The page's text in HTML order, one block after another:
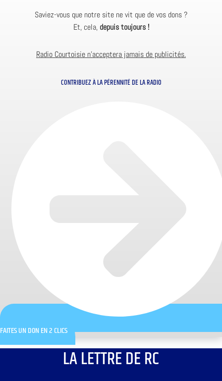
Saviez-vous que notre site ne vit que de vos dons ?
Et, cela, depuis toujours !
Radio Courtoisie n’acceptera jamais de publicités.
CONTRIBUEZ À LA PÉRENNITÉ DE LA RADIO
FAITES UN DON EN 2 CLICS
LA LETTRE DE RC